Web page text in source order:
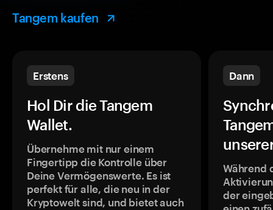
Tangem kaufen
Erstens
Hol Dir die Tangem
Wallet.
Übernehme mit nur einem
Fingertipp die Kontrolle über
Deine Vermögenswerte. Es ist
perfekt für alle, die neu in der
Kryptowelt sind, und bietet auch
Dann
Während
der